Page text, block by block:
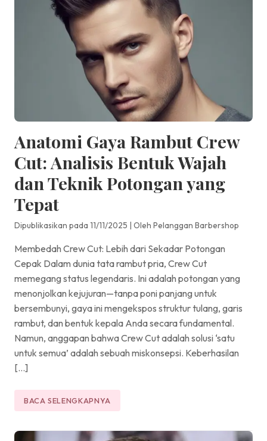
Anatomi Gaya Rambut Crew
Cut: Analisis Bentuk Wajah
dan Teknik Potongan yang
Tepat
Dipublikasikan pada 11/11/2025 | Oleh Pelanggan Barbershop
Membedah Crew Cut: Lebih dari Sekadar Potongan
Cepak Dalam dunia tata rambut pria, Crew Cut
memegang status legendaris. Ini adalah potongan yang
menonjolkan kejujuran—tanpa poni panjang untuk
bersembunyi, gaya ini mengekspos struktur tulang, garis
rambut, dan bentuk kepala Anda secara fundamental.
Namun, anggapan bahwa Crew Cut adalah solusi ‘satu
untuk semua’ adalah sebuah miskonsepsi. Keberhasilan
[…]
BACA SELENGKAPNYA